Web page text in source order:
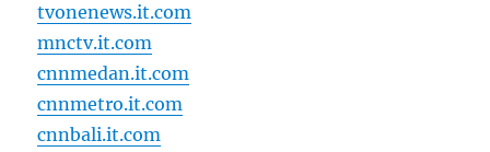
tvonenews.it.com
mnctv.it.com
cnnmedan.it.com
cnnmetro.it.com
cnnbali.it.com